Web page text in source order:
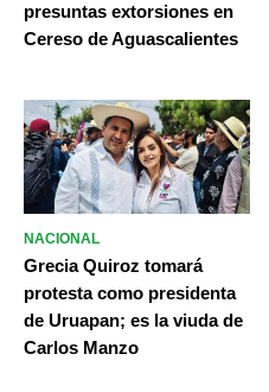
presuntas extorsiones en
Cereso de Aguascalientes
NACIONAL
Grecia Quiroz tomará
protesta como presidenta
de Uruapan; es la viuda de
Carlos Manzo